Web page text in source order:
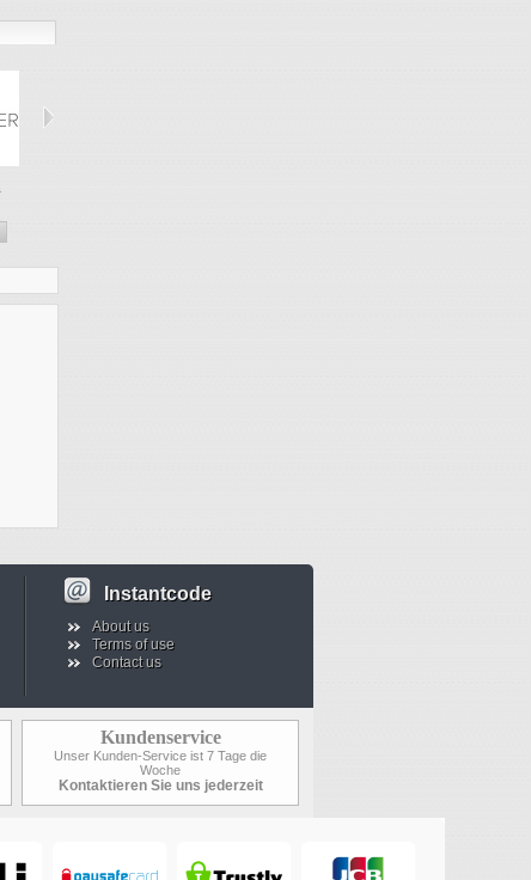
Instantcode
About us
Terms of use
Contact us
Kundenservice
Unser Kunden-Service ist 7 Tage die
Woche
Kontaktieren Sie uns jederzeit